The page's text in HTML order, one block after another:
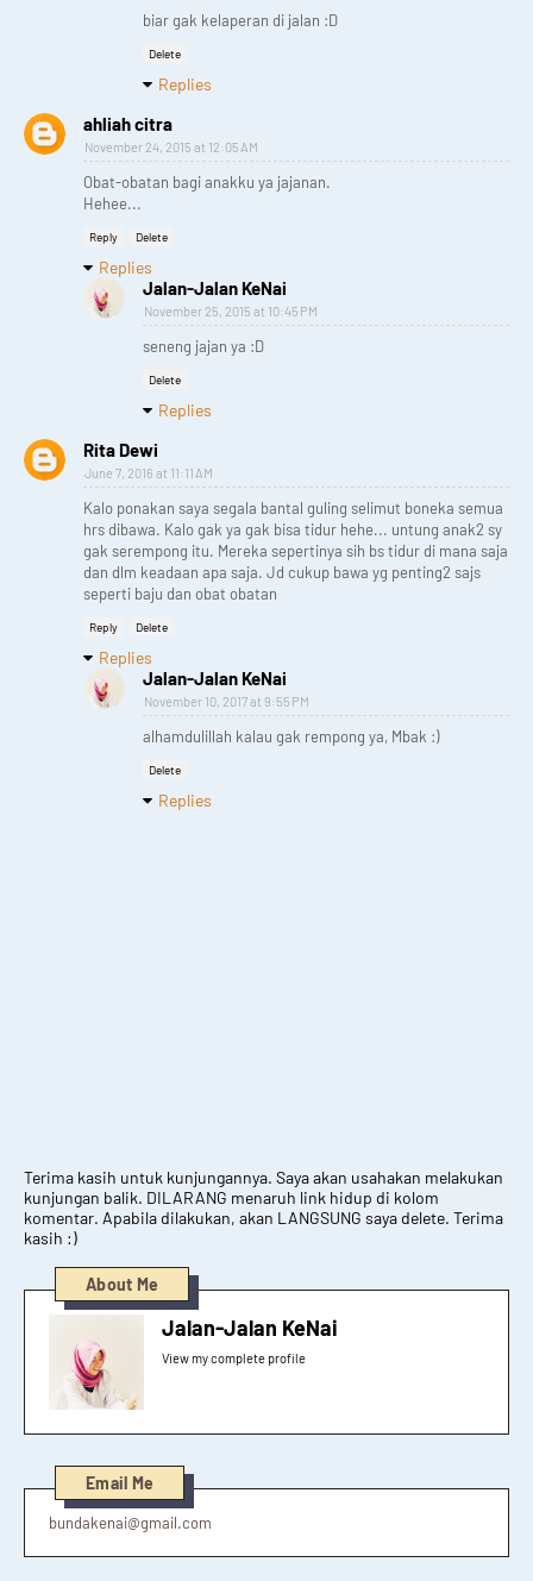
biar gak kelaperan di jalan :D
Delete
Replies
ahliah citra
November 24, 2015 at 12:05 AM
Obat-obatan bagi anakku ya jajanan.
Hehee...
Reply Delete
Replies
Jalan-Jalan KeNai
November 25, 2015 at 10:45 PM
seneng jajan ya :D
Delete
Replies
Rita Dewi
June 7, 2016 at 11:11 AM
Kalo ponakan saya segala bantal guling selimut boneka semua
hrs dibawa. Kalo gak ya gak bisa tidur hehe... untung anak2 sy
gak serempong itu. Mereka sepertinya sih bs tidur di mana saja
dan dlm keadaan apa saja. Jd cukup bawa yg penting2 sajs
seperti baju dan obat obatan
Reply Delete
Replies
Jalan-Jalan KeNai
November 10, 2017 at 9:55 PM
alhamdulillah kalau gak rempong ya, Mbak :)
Delete
Replies
Terima kasih untuk kunjungannya. Saya akan usahakan melakukan
kunjungan balik. DILARANG menaruh link hidup di kolom
komentar. Apabila dilakukan, akan LANGSUNG saya delete. Terima
kasih :)
About Me
Jalan-Jalan KeNai
View my complete profile
Email Me
bundakenai@gmail.com